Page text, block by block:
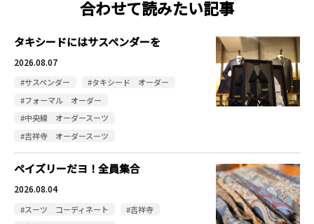
合わせて読みたい記事
タキシードにはサスペンダーを
2026.08.07
#サスペンダー
#タキシード オーダー
#フォーマル オーダー
#中央線 オーダースーツ
#吉祥寺 オーダースーツ
ペイズリーだヨ！全員集合
2026.08.04
#スーツ コーディネート
#吉祥寺